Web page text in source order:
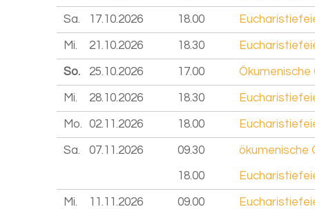
Sa. 17.10.2026 18.00
Mi. 21.10.2026 18.30
So. 25.10.2026 17.00 Ökumenische
Mi. 28.10.2026 18.30
Mo. 02.11.2026 18.00
Sa. 07.11.2026 09.30 ökumenische
18.00
Mi. 11.11.2026 09.00